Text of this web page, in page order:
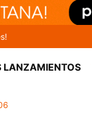
LANZAMIENTOS